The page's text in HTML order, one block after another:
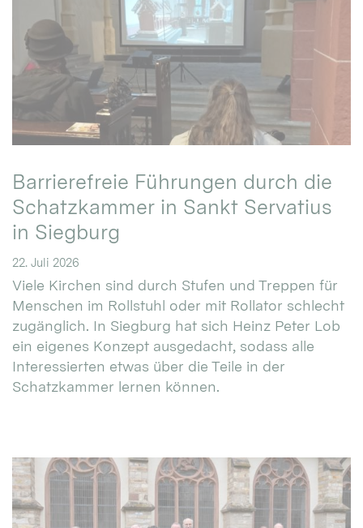
Barrierefreie Führungen durch die
Schatzkammer in Sankt Servatius
in Siegburg
22. Juli 2026
Viele Kirchen sind durch Stufen und Treppen für
Menschen im Rollstuhl oder mit Rollator schlecht
zugänglich. In Siegburg hat sich Heinz Peter Lob
ein eigenes Konzept ausgedacht, sodass alle
Interessierten etwas über die Teile in der
Schatzkammer lernen können.